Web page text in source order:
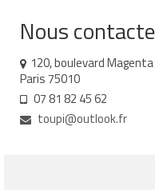
Aides pour
Aide
Aide aux
scolarisation
Nous
120, boulevard Magenta
Paris 75010
07 81 82 45 62
toupi@outlook.fr